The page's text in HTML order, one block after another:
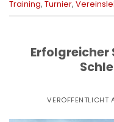
Training, Turnier,
Erfolgreicher
VERÖFFENTLICHT